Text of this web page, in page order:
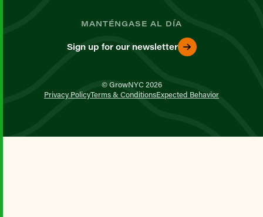
MANTÉNGASE AL DÍA
Sign up for our newsletter
© GrowNYC 2026
Privacy PolicyTerms & ConditionsExpected Behavior